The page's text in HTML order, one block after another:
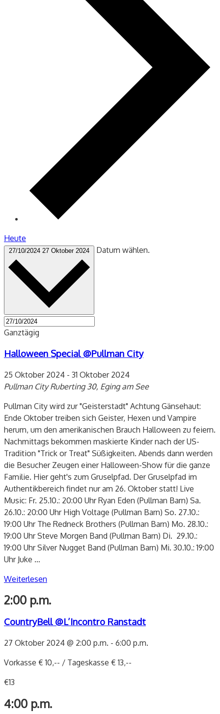
Heute
27/10/2024 27 Oktober 2024 Datum wählen.
Ganztägig
Halloween Special @Pullman City
25 Oktober 2024 - 31 Oktober 2024
Pullman CityRuberting 30, Eging am See
Pullman City wird zur "Geisterstadt" Achtung Gänsehaut:
Ende Oktober treiben sich Geister, Hexen und Vampire
herum, um den amerikanischen Brauch Halloween zu feiern.
Nachmittags bekommen maskierte Kinder nach der US-
Tradition "Trick or Treat" Süßigkeiten. Abends dann werden
die Besucher Zeugen einer Halloween-Show für die ganze
Familie. Hier geht's zum Gruselpfad. Der Gruselpfad im
Authentikbereich findet nur am 26. Oktober statt! Live
Music: Fr. 25.10.: 20:00 Uhr Ryan Eden (Pullman Barn) Sa.
26.10.: 20:00 Uhr High Voltage (Pullman Barn) So. 27.10.:
19:00 Uhr The Redneck Brothers (Pullman Barn) Mo. 28.10.:
19:00 Uhr Steve Morgen Band (Pullman Barn) Di. 29.10.:
19:00 Uhr Silver Nugget Band (Pullman Barn) Mi. 30.10.: 19:00
Uhr Juke …
Weiterlesen
2:00 p.m.
CountryBell @L’Incontro Ranstadt
27 Oktober 2024 @ 2:00 p.m. - 6:00 p.m.
Vorkasse € 10,-- / Tageskasse € 13,--
€13
4:00 p.m.